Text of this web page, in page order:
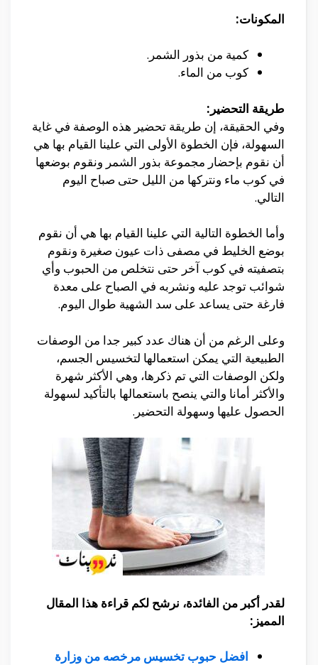
المكونات:
كمية من بذور الشمر.
كوب من الماء.
طريقة التحضير:
وفي الحقيقة، إن طريقة تحضير هذه الوصفة في غاية
السهولة، فإن الخطوة الأولى التي علينا القيام بها هي
أن نقوم بإحضار مجموعة بذور الشمر ونقوم بوضعها
في كوب ماء ونتركها من الليل حتى صباح اليوم
التالي.
وأما الخطوة التالية التي علينا القيام بها هي أن نقوم
بوضع الخليط في مصفى ذات عيون صغيرة ونقوم
بتصفيته في كوب آخر حتى نتخلص من الحبوب وأي
شوائب توجد عليه ونشربه في الصباح على معدة
فارغة حتى يساعد على سد الشهية طوال اليوم.
وعلى الرغم من أن هناك عدد كبير جدا من الوصفات
الطبيعية التي يمكن استعمالها لتخسيس الجسم،
ولكن الوصفات التي تم ذكرها، وهي الأكثر شهرة
والأكثر أمانا والتي ينصح باستعمالها بالتأكيد لسهولة
الحصول عليها وسهولة التحضير.
لقدر أكبر من الفائدة، نرشح لكم قراءة هذا المقال
المميز:
افضل حبوب تخسيس مرخصه من وزارة